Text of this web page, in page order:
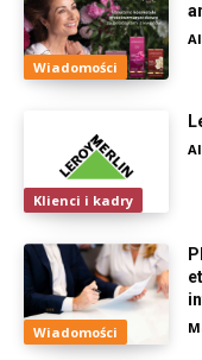
Wiadomości
Klienci i kadry
Wiadomości